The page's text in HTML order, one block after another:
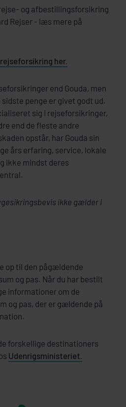
og afbestillingsforsikring
Rejser - læs mere på
her.
end Gouda, men
penge er givet godt ud.
sig i rejseforsikringer,
end de fleste andre
opstår, har Gouda sin
års erfaring, service, lokale
ikke mindst deres
ikke gælder i
op til den pågældende
og pas. Når du har bestilt
informationer om de
og pas, der er gældende på
forskellige destinationers
Udenrigsministeriet.